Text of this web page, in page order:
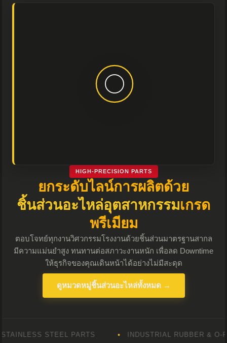
HIGH-PRECISION PARTS
ยกระดับไลน์การผลิตด้วย
ชิ้นส่วนอะไหล่อุตสาหกรรมเกรด
พรีเมียม
ตอบโจทย์ทุกงานวิศวกรรมโรงงานด้วยชิ้นส่วนมาตรฐานสากล
มีความแม่นยำสูง ทนทานต่อสภาวะงานหนัก เพื่อลด Downtime
ให้ธุรกิจของคุณเดินหน้าได้อย่างไม่มีสะดุด
ดูหมวดหมู่ชิ้นส่วนอะไหล่ทั้งหมด →
STEEL PARTS INDUSTRIAL RUBBER & O-